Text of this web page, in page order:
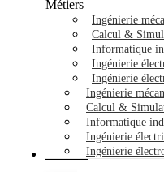
Métiers
Ingénierie
Calcul &
Informatique
Ingénierie
Ingénierie
Ingénierie
Calcul &
Informatique
Ingénierie
Ingénierie
Services